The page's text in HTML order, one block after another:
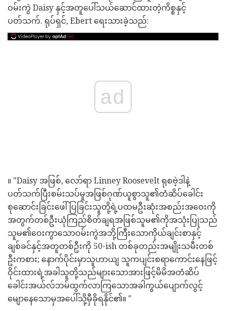
ဝမ်းကွဲ Daisy နှင့်အတူပေါ်သယ်ဆောင်ထားတဲ့ကိစ္စနှင့်
ပတ်သက်. ရုပ်ရှင်, Ebert ရေးသားခဲ့သည်:
ad
။ "Daisy အဖြစ်, လော်ရာ Linney Roosevelt ရုစဗဲ့ဒါနဲ့
ပတ်သက်ပြီးစမ်းသပ်မှုအဖြစ်ဂုဏ်ယူစွာသူ၏တံဆိပ်ခေါင်း
စုဆောင်းခြင်းဖေါ်ပြခြင်းသူတို့ရဲ့ပထမဦးဆုံးအစည်းအဝေးကို
အတွက်တစ်ဦးယုံကြည်စိတ်ချရအဖြစ်သူမ၏ကိုအသုံးပြုသည်
သူမ၏ဝေးကွာသောဝမ်းကွဲအဘို့ကြီးသောကိုယ်ချင်းစာနှင့်
ချစ်ခင်နှင့်အတူတစ်ဦးကို 50-ish တစ်ခုတည်းအမျိုးသမီးတစ်
ဦးကစား; နောက်ပိုင်းမှာသူဟာယျ သူကပျင်းစရာကောင်းနေဖြင့်
ဝိုင်းထားရဲ့အခါသူတို့သည်များသောအားဖြင့်မိမိအတံဆိပ်
ခေါင်းအယ်လ်ဘမ်ထွက်လာကြသောအခါကွယ်ပျောက်လွင့်
မျောနေသောမှအပေါ်သို့မှီခိုရနိုင်၏။ "